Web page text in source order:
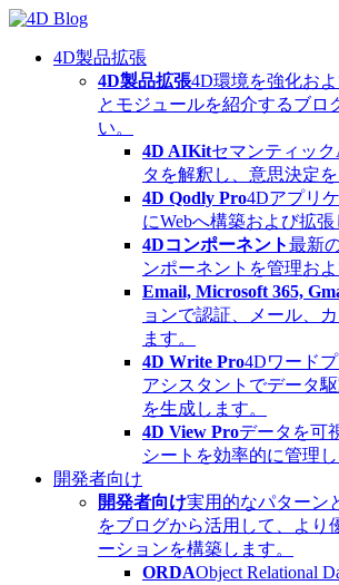
Skip
content4D製品拡張
4D製品拡張4D環境を強化お
とモジュールを紹介するブロ
い。
4D AIKitセマンティッ
タを解釈し、意思決定を
4D Qodly Pro4Dアプリ
にWebへ構築および拡張
4Dコンポーネント最新
ンポーネントを管理およ
Email, Microsoft 365,
ョンで認証、メール、
ます。
4D Write Pro4Dワード
アシスタントでデータ
を生成します。
4D View Proデータを可
シートを効率的に管理し
開発者向け
開発者向け実用的なパターン
をブログから活用して、より
ーションを構築します。
ORDAObject Relational